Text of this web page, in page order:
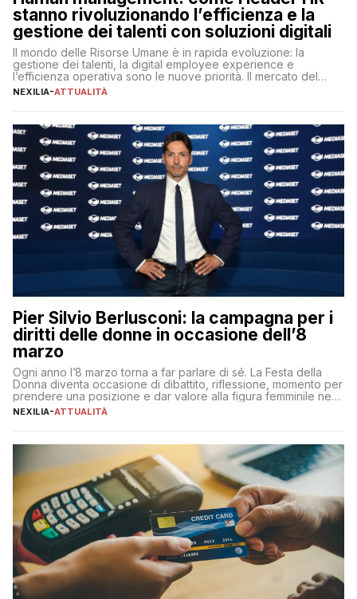
stanno rivoluzionando l’efficienza e la
gestione dei talenti con soluzioni digitali
Il mondo delle Risorse Umane è in rapida evoluzione: la
gestione dei talenti, la digital employee experience e
l’efficienza operativa sono le nuove priorità. Il mercato del
lavoro, d’altra parte, è sempre più competitivo con una lotta
NEXILIA-ATTUALITÀ
Pier Silvio Berlusconi: la campagna per i
diritti delle donne in occasione dell’8
marzo
Ogni anno l’8 marzo torna a far parlare di sé. La Festa della
Donna diventa occasione di dibattito, riflessione, momento per
prendere una posizione e dar valore alla figura femminile nella
sua complessità e crucialità. A lanciare un messaggio “forte e
NEXILIA-ATTUALITÀ